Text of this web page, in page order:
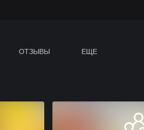
ОТЗЫВЫ ЕЩЕ